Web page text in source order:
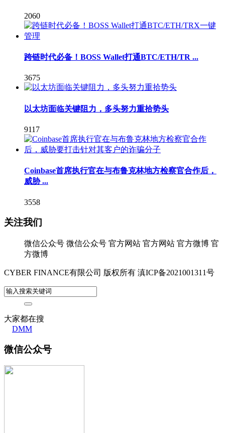
2060
跨链时代必备！BOSS Wallet打通BTC/ETH/TR ...
3675
以太坊面临关键阻力，多头努力重拾势头
9117
Coinbase首席执行官在与布鲁克林地方检察官合作后，
威胁 ...
3558
关注我们
微信公众号 微信公众号 官方网站 官方网站 官方微博 官
方微博
CYBER FINANCE有限公司 版权所有 滇ICP备2021001311号
大家都在搜
DMM
微信公众号